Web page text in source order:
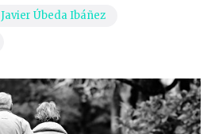
Javier Úbeda Ibáñez